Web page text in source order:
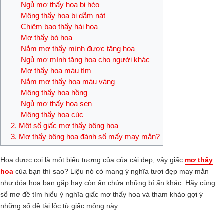
Ngủ mơ thấy hoa bị héo
Mộng thấy hoa bị dẫm nát
Chiêm bao thấy hái hoa
Mơ thấy bó hoa
Nằm mơ thấy mình được tặng hoa
Ngủ mơ mình tặng hoa cho người khác
Mơ thấy hoa màu tím
Nằm mơ thấy hoa màu vàng
Mộng thấy hoa hồng
Ngủ mơ thấy hoa sen
Mộng thấy hoa cúc
2. Một số giấc mơ thấy bông hoa
3. Mơ thấy bông hoa đánh số mấy may mắn?
Hoa được coi là một biểu tượng của của cái đẹp, vậy giấc mơ thấy
hoa của bạn thì sao? Liệu nó có mang ý nghĩa tươi đẹp may mắn
như đóa hoa bạn gặp hay còn ẩn chứa những bí ẩn khác. Hãy cùng
sổ mơ đề tìm hiểu ý nghĩa giấc mơ thấy hoa và tham khảo gợi ý
những số đề tài lộc từ giấc mộng này.